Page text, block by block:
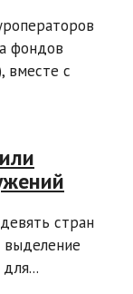
фондов
вместе с
стран
выделение